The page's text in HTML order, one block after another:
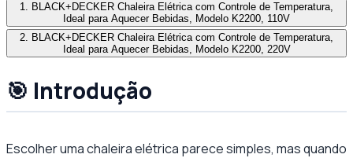
1. BLACK+DECKER Chaleira Elétrica com Controle de Temperatura,
Ideal para Aquecer Bebidas, Modelo K2200, 110V
2. BLACK+DECKER Chaleira Elétrica com Controle de Temperatura,
Ideal para Aquecer Bebidas, Modelo K2200, 220V
🎯 Introdução
Escolher uma chaleira elétrica parece simples, mas quando